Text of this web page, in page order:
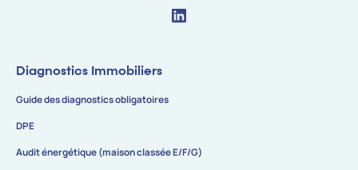
Diagnostics Immobiliers
Guide des diagnostics obligatoires
DPE
Audit énergétique (maison classée E/F/G)